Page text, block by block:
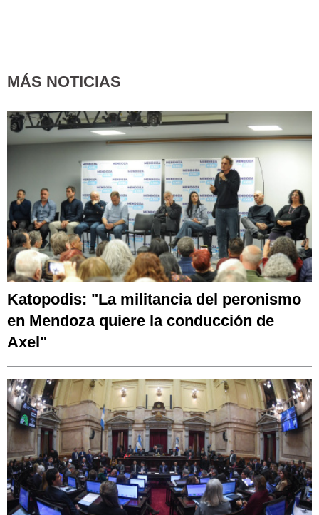
MÁS NOTICIAS
Katopodis: "La militancia del peronismo
en Mendoza quiere la conducción de
Axel"